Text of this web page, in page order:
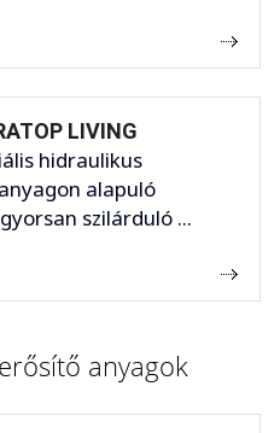
LIVING
hidraulikus
alapuló
szilárduló ...
anyagok